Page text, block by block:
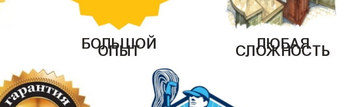
БОЛЬШОЙ
ОПЫТ ЛЮБАЯ
СЛОЖНОСТЬ